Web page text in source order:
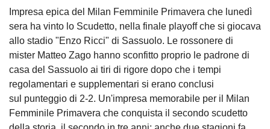
Impresa epica del Milan Femminile Primavera che lunedì
sera ha vinto lo Scudetto, nella finale playoff che si giocava
allo stadio "Enzo Ricci" di Sassuolo. Le rossonere di
mister Matteo Zago hanno sconfitto proprio le padrone di
casa del Sassuolo ai tiri di rigore dopo che i tempi
regolamentari e supplementari si erano conclusi
sul punteggio di 2-2. Un'impresa memorabile per il Milan
Femminile Primavera che conquista il secondo scudetto